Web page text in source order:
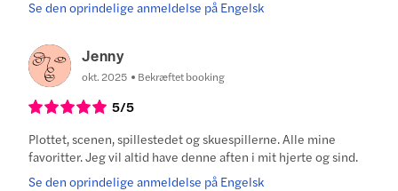
Se den oprindelige anmeldelse på Engelsk
Jenny
okt. 2025 Bekræftet booking
5/5
Plottet, scenen, spillestedet og skuespillerne. Alle mine
favoritter. Jeg vil altid have denne aften i mit hjerte og sind.
Se den oprindelige anmeldelse på Engelsk